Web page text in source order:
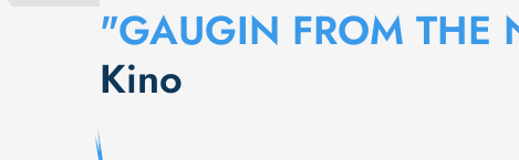
"GAUGIN FROM THE
Kino